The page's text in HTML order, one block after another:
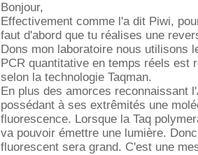
Bonjour,
Effectivement comme l'a dit Piwi,
faut d'abord que tu réalises une
Dons mon laboratoire nous utilisons
PCR quantitative en temps réels est
selon la technologie Taqman.
En plus des amorces reconnaissant
possédant à ses extrêmités une
fluorescence. Lorsque la Taq
va pouvoir émettre une lumière.
fluorescent sera grand. C'est une